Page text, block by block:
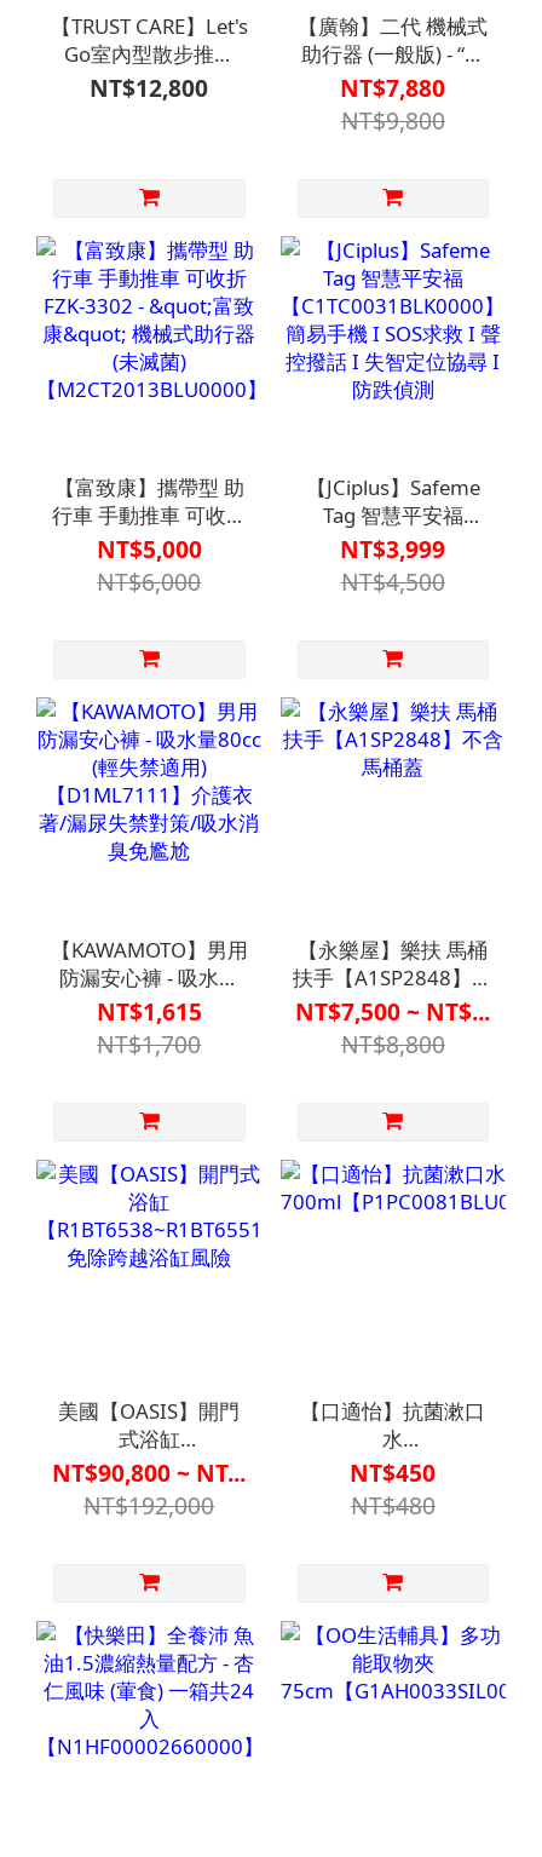
【TRUST CARE】Let's
Go室內型散步推車
【M1CT1808SIL0000】
NT$12,800
【廣翰】二代 機械式
助行器 (一般版) - “廣
翰” 機械式助行器(未
滅菌)【M2CT1832】
NT$7,880
NT$9,800
【富致康】攜帶型 助
行車 手動推車 可收折
FZK-3302 - "富致康"
機械式助行器(未滅菌)
【M2CT2013BLU0000】
NT$5,000
NT$6,000
【JCiplus】Safeme
Tag 智慧平安福
【C1TC0031BLK0000】
簡易手機 I SOS求救 I
聲控撥話 I 失智定位
NT$3,999
NT$4,500
【KAWAMOTO】男用
防漏安心褲 - 吸水量
80cc (輕失禁適用)
【D1ML7111】介護
衣著/漏尿失禁對策/吸
NT$1,615
NT$1,700
【永樂屋】樂扶 馬桶
扶手【A1SP2848】不
含馬桶蓋
NT$7,500 ~ NT$...
NT$8,800
美國【OASIS】開門
式浴缸
【R1BT6538~R1BT6551】
免除跨越浴缸風險
NT$90,800 ~ NT...
NT$192,000
【口適怡】抗菌漱口
水
700ml【NT$450
NT$480